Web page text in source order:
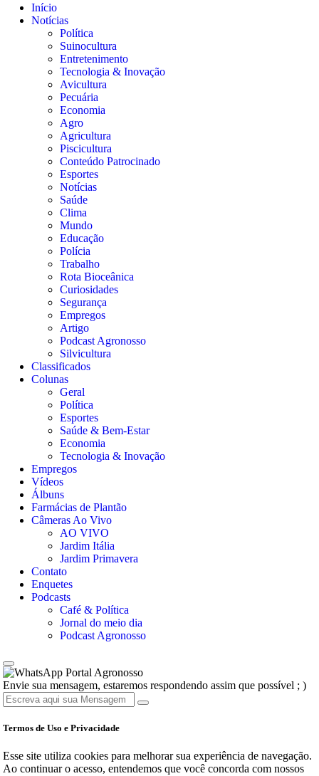
Início
Notícias
Política
Suinocultura
Entretenimento
Tecnologia & Inovação
Avicultura
Pecuária
Economia
Agro
Agricultura
Piscicultura
Conteúdo Patrocinado
Esportes
Notícias
Saúde
Clima
Mundo
Educação
Polícia
Trabalho
Rota Bioceânica
Curiosidades
Segurança
Empregos
Artigo
Podcast Agronosso
Silvicultura
Classificados
Colunas
Geral
Política
Esportes
Saúde & Bem-Estar
Economia
Tecnologia & Inovação
Empregos
Vídeos
Álbuns
Farmácias de Plantão
Câmeras Ao Vivo
AO VIVO
Jardim Itália
Jardim Primavera
Contato
Enquetes
Podcasts
Café & Política
Jornal do meio dia
Podcast Agronosso
Portal Agronosso
Envie sua mensagem, estaremos respondendo assim que possível ; )
Termos de Uso e Privacidade
Esse site utiliza cookies para melhorar sua experiência de navegação.
Ao continuar o acesso, entendemos que você concorda com nossos